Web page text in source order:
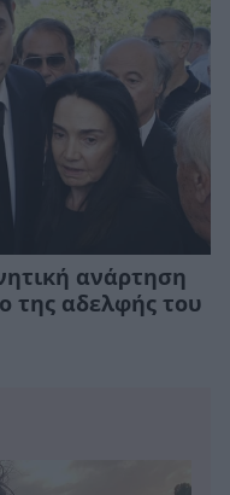
ανάρτηση
της αδελφής του